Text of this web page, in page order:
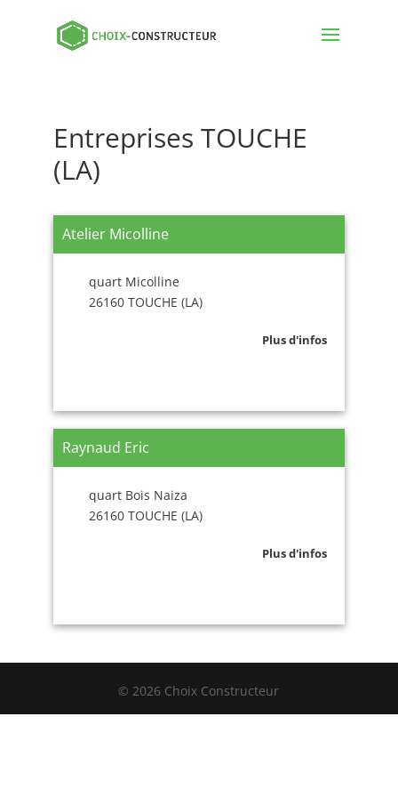
Entreprises TOUCHE
(LA)
Atelier Micolline
quart Micolline
26160 TOUCHE (LA)
Plus d'infos
Raynaud Eric
quart Bois Naiza
26160 TOUCHE (LA)
Plus d'infos
© 2026 Choix Constructeur